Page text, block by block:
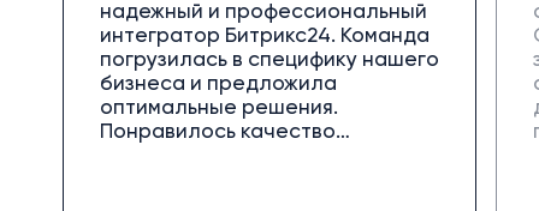
надежный и профессиональный
интегратор Битрикс24. Команда
погрузилась в специфику нашего
бизнеса и предложила
оптимальные решения.
Понравилось качество